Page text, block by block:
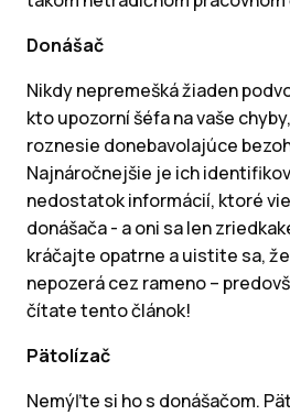
Donášač
Nikdy nepremešká žiaden
kto upozorní šéfa na vaše
roznesie donebavolajúce
Najnáročnejšie je ich
nedostatok informácií, ktoré
donášača - a oni sa len
kráčajte opatrne a uistite sa,
nepozerá cez rameno –
čítate tento článok!
Pätolízač
Nemýľte si ho s donášačom.